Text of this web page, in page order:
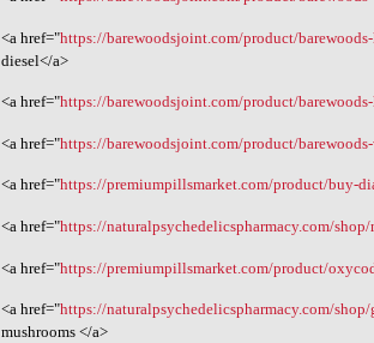
<a href="https://barewoodsjoint.com/product/
diesel</a>
<a href="https://barewoodsjoint.com/product/
<a href="https://barewoodsjoint.com/product/
<a href="https://premiumpillsmarket.com/product/buy-
<a href="https://naturalpsychedelicspharmacy.com/
<a href="https://premiumpillsmarket.com/product/
<a href="https://naturalpsychedelicspharmacy.com/
mushrooms </a>